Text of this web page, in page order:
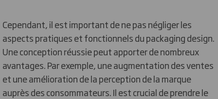
Cependant, il est important de ne pas négliger les
aspects pratiques et fonctionnels du packaging design.
Une conception réussie peut apporter de nombreux
avantages. Par exemple, une augmentation des ventes
et une amélioration de la perception de la marque
auprès des consommateurs. Il est crucial de prendre le